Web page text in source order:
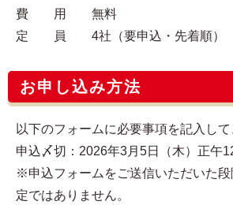
費 用 無料
定 員 4社（要申込・先着順）
お申し込み方法
以下のフォームに必要事項を記入して
申込〆切：2026年3月5日（木）正午
※申込フォームをご送信いただいた
定ではありません。